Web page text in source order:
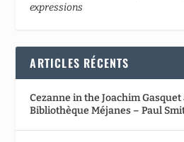
expressions
ARTICLES RÉCENTS
Cezanne in the Joachim
Bibliothèque Méjanes – Paul